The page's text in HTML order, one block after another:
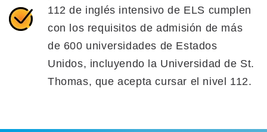
112 de inglés intensivo de ELS cumplen
con los requisitos de admisión de más
de 600 universidades de Estados
Unidos, incluyendo la Universidad de St.
Thomas, que acepta cursar el nivel 112.